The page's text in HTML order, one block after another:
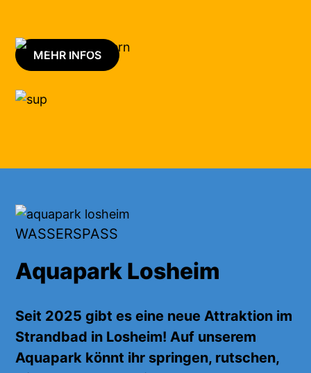
MEHR INFOS
WASSERSPASS
Aquapark Losheim
Seit 2025 gibt es eine neue Attraktion im
Strandbad in Losheim! Auf unserem
Aquapark könnt ihr springen, rutschen,